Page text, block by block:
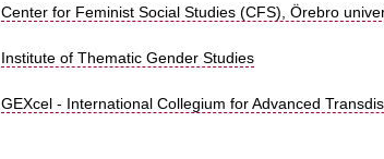
Center for Feminist Social Studies (CFS), Örebro
Institute of Thematic Gender Studies
GEXcel - International Collegium for Advanced